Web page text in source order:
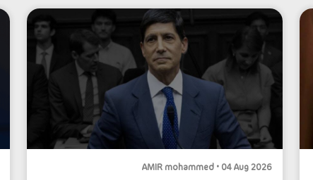
AMIR mohammed • 04 Aug 2026